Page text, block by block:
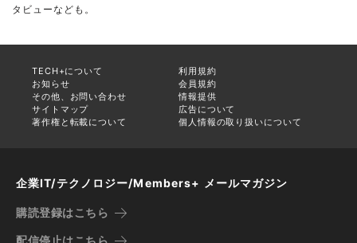
タビューなども。
TECH+について
利用規約
お知らせ
会員規約
その他、お問い合わせ
情報提供
サイトマップ
広告について
著作権と転載について
個人情報の取り扱いについて
企業IT/テクノロジー/Members+ メールマガジン
購読登録はこちら